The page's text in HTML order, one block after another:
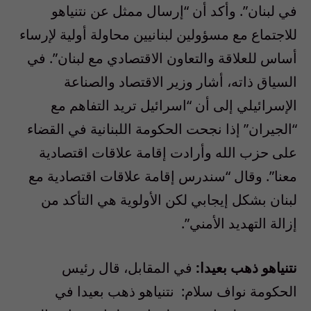
في لبنان”. وأكد أن “إرسال ممثل عن نتنياهو
للاجتماع مع مسؤولين لبنانيين محاولة أولية لإرساء
أساس للعلاقة والتعاون الاقتصادي مع لبنان”. في
السياق ذاته، أشار وزير الاقتصاد والصناعة
الإسرائيلي إلى أن “اسرائيل تريد التفاهم مع
“الجيران” إذا نجحت الحكومة اللبنانية في القضاء
على حزب الله وأرادت إقامة علاقات اقتصادية
معنا”. وقال “سندرس إقامة علاقات اقتصادية مع
لبنان بشكل إيجابي لكن الأولوية هي التأكد من
إزالة التهديد الأمني”.
نتنياهو ذهب بعيدا: في المقابل، قال رئيس
الحكومة نواف سلام: نتنياهو ذهب بعيدا في